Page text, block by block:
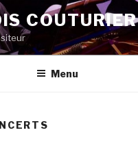
COUTURIER
Menu